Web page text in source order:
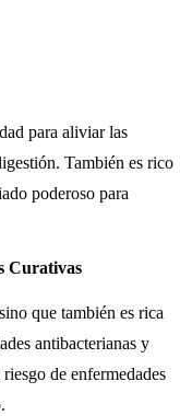
para aliviar las
También es rico
poderoso para
Curativas
que también es rica
antibacterianas y
de enfermedades